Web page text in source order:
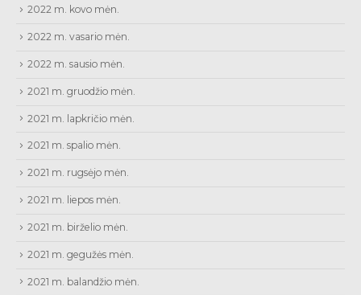
2022 m. kovo mėn.
2022 m. vasario mėn.
2022 m. sausio mėn.
2021 m. gruodžio mėn.
2021 m. lapkričio mėn.
2021 m. spalio mėn.
2021 m. rugsėjo mėn.
2021 m. liepos mėn.
2021 m. birželio mėn.
2021 m. gegužės mėn.
2021 m. balandžio mėn.